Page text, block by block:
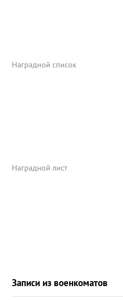
Наградной список
Наградной лист
Записи из военкоматов